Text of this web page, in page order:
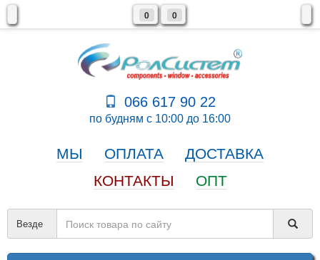
0 0
066 617 90 22
по будням с 10:00 до 16:00
МЫ ОПЛАТА
ДОСТАВКА
КОНТАКТЫ
ОПТ
Везде